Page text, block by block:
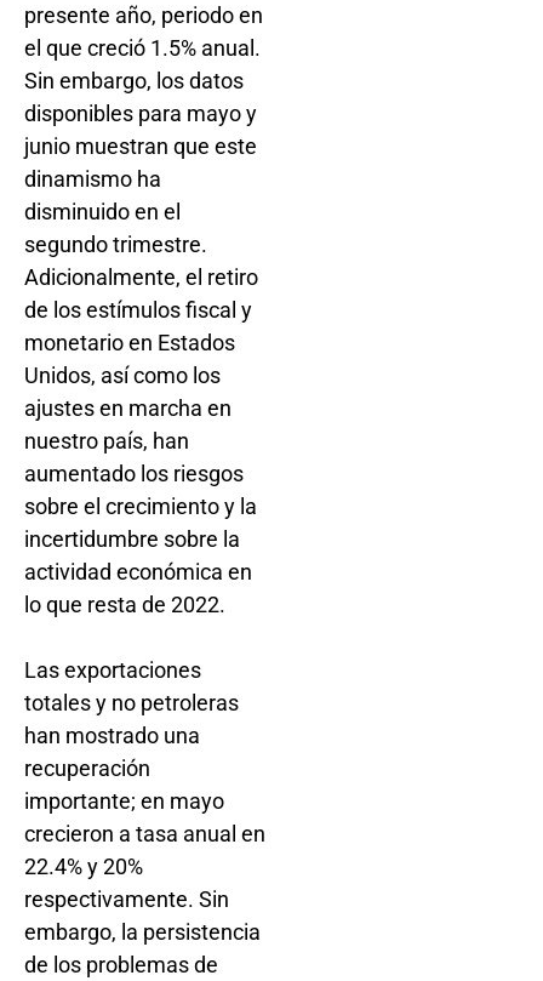
presente año, periodo en
el que creció 1.5% anual.
Sin embargo, los datos
disponibles para mayo y
junio muestran que este
dinamismo ha
disminuido en el
segundo trimestre.
Adicionalmente, el retiro
de los estímulos fiscal y
monetario en Estados
Unidos, así como los
ajustes en marcha en
nuestro país, han
aumentado los riesgos
sobre el crecimiento y la
incertidumbre sobre la
actividad económica en
lo que resta de 2022.
Las exportaciones
totales y no petroleras
han mostrado una
recuperación
importante; en mayo
crecieron a tasa anual en
22.4% y 20%
respectivamente. Sin
embargo, la persistencia
de los problemas de